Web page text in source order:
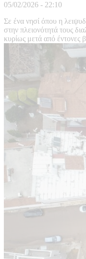
05/02/2026 - 22:10
Σε ένα νησί όπου η
στην πλειονότητά τους
κυρίως μετά από έντονες